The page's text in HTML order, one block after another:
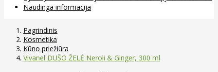
Naudinga informacija
Pagrindinis
Kosmetika
Kūno priežiūra
Vivanel DUŠO ŽELĖ Neroli & Ginger, 300 ml